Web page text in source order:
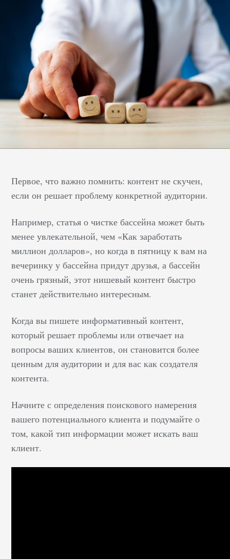
Первое, что важно помнить: контент не скучен,
если он решает проблему конкретной аудитории.
Например, статья о чистке бассейна может быть
менее увлекательной, чем «Как заработать
миллион долларов», но когда в пятницу к вам на
вечеринку у бассейна придут друзья, а бассейн
очень грязный, этот нишевый контент быстро
станет действительно интересным.
Когда вы пишете информативный контент,
который решает проблемы или отвечает на
вопросы ваших клиентов, он становится более
ценным для аудитории и для вас как создателя
контента.
Начните с определения поискового намерения
вашего потенциального клиента и подумайте о
том, какой тип информации может искать ваш
клиент.